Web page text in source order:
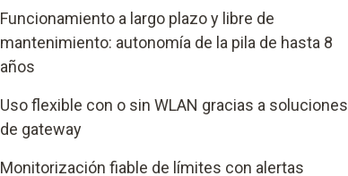
Funcionamiento a largo plazo y libre de
mantenimiento: autonomía de la pila de hasta 8
años
Uso flexible con o sin WLAN gracias a soluciones
de gateway
Monitorización fiable de límites con alertas